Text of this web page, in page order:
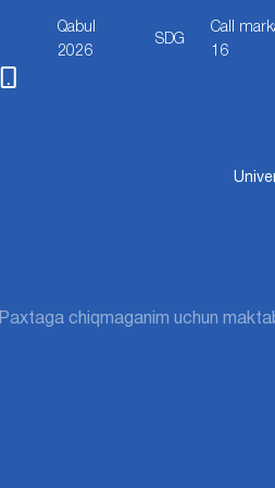
Qabul
2026
SDG
Call
16
Paxtaga chiqmaganim uchun